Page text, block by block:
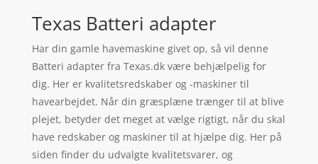
Texas Batteri adapter
Har din gamle havemaskine givet op, så vil denne
Batteri adapter fra Texas.dk være behjælpelig for
dig. Her er kvalitetsredskaber og -maskiner til
havearbejdet. Når din græsplæne trænger til at blive
plejet, betyder det meget at vælge rigtigt, når du skal
have redskaber og maskiner til at hjælpe dig. Her på
siden finder du udvalgte kvalitetsvarer, og